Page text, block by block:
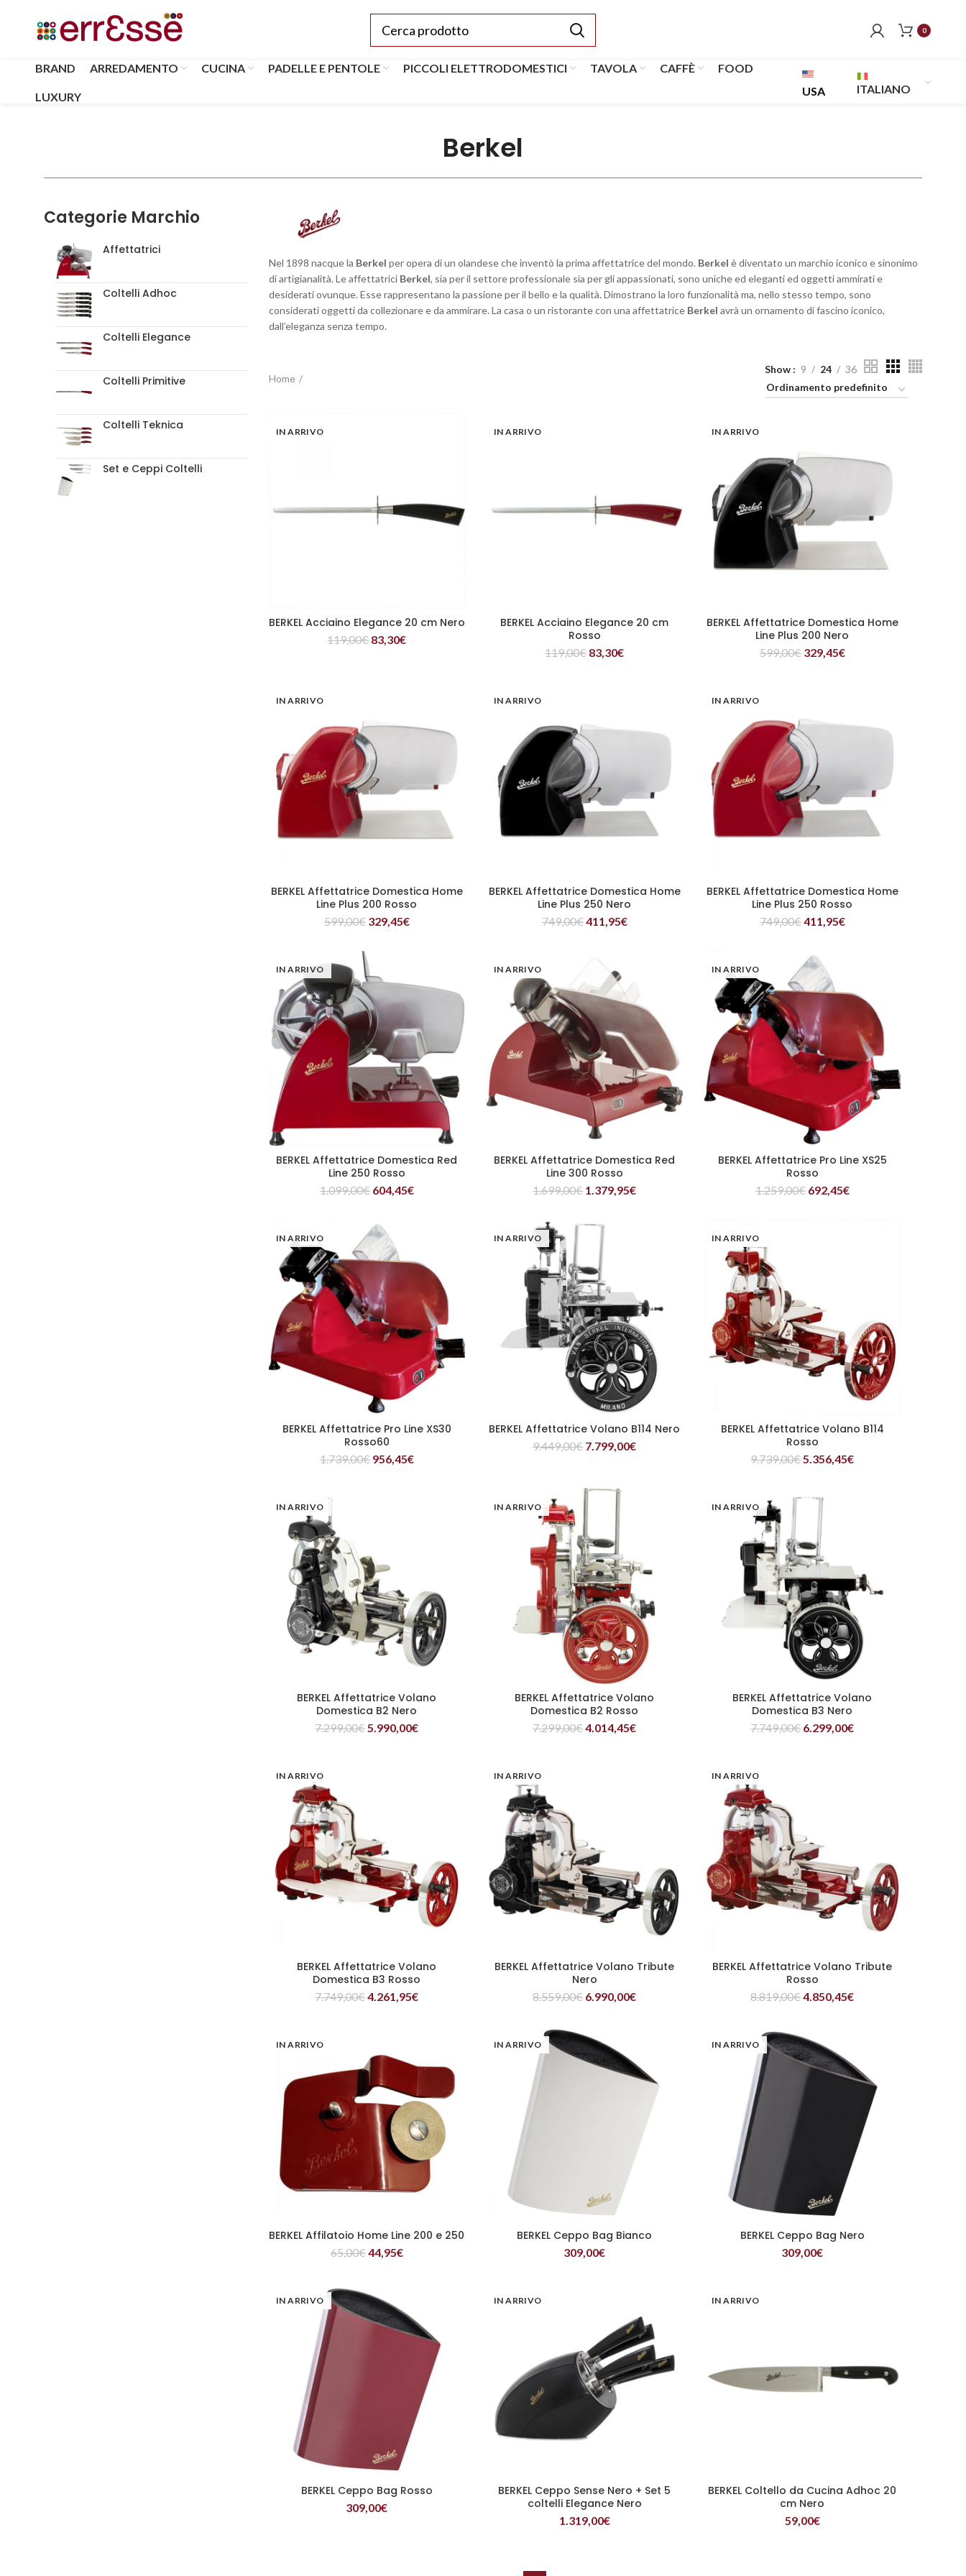
0
BRAND ARREDAMENTO CUCINA PADELLE E PENTOLE PICCOLI ELETTRODOMESTICI TAVOLA CAFFÈ FOOD
LUXURY USA ITALIANO
Berkel
Categorie Marchio
Affettatrici
Coltelli Adhoc
Coltelli Elegance
Coltelli Primitive
Coltelli Teknica
Set e Ceppi Coltelli
Nel 1898 nacque la Berkel per opera di un olandese che inventò la prima affettatrice del mondo. Berkel è diventato un marchio iconico e sinonimo
di artigianalità. Le affettatrici Berkel, sia per il settore professionale sia per gli appassionati, sono uniche ed eleganti ed oggetti ammirati e
desiderati ovunque. Esse rappresentano la passione per il bello e la qualità. Dimostrano la loro funzionalità ma, nello stesso tempo, sono
considerati oggetti da collezionare e da ammirare. La casa o un ristorante con una affettatrice Berkel avrà un ornamento di fascino iconico,
dall’eleganza senza tempo.
Home
Show 9 24 36
IN ARRIVO
LEGGI TUTTO
BERKEL Acciaino Elegance 20 cm Nero
119,00€83,30€
IN ARRIVO
LEGGI TUTTO
BERKEL Acciaino Elegance 20 cm
Rosso
119,00€83,30€
IN ARRIVO
LEGGI TUTTO
BERKEL Affettatrice Domestica Home
Line Plus 200 Nero
599,00€ 329,45€
IN ARRIVO
LEGGI TUTTO
BERKEL Affettatrice Domestica Home
Line Plus 200 Rosso
599,00€ 329,45€
IN ARRIVO
LEGGI TUTTO
BERKEL Affettatrice Domestica Home
Line Plus 250 Nero
749,00€411,95€
IN ARRIVO
LEGGI TUTTO
BERKEL Affettatrice Domestica Home
Line Plus 250 Rosso
749,00€411,95€
IN ARRIVO
LEGGI TUTTO
BERKEL Affettatrice Domestica Red
Line 250 Rosso
1.099,00€ 604,45€
IN ARRIVO
LEGGI TUTTO
BERKEL Affettatrice Domestica Red
Line 300 Rosso
1.699,00€1.379,95€
IN ARRIVO
LEGGI TUTTO
BERKEL Affettatrice Pro Line XS25
Rosso
1.259,00€ 692,45€
IN ARRIVO
LEGGI TUTTO
BERKEL Affettatrice Pro Line XS30
Rosso60
1.739,00€ 956,45€
IN ARRIVO
LEGGI TUTTO
BERKEL Affettatrice Volano B114 Nero
9.449,00€7.799,00€
IN ARRIVO
LEGGI TUTTO
BERKEL Affettatrice Volano B114
Rosso
9.739,00€5.356,45€
IN ARRIVO
LEGGI TUTTO
BERKEL Affettatrice Volano
Domestica B2 Nero
7.299,00€5.990,00€
IN ARRIVO
LEGGI TUTTO
BERKEL Affettatrice Volano
Domestica B2 Rosso
7.299,00€4.014,45€
IN ARRIVO
LEGGI TUTTO
BERKEL Affettatrice Volano
Domestica B3 Nero
7.749,00€6.299,00€
IN ARRIVO
LEGGI TUTTO
BERKEL Affettatrice Volano
Domestica B3 Rosso
7.749,00€4.261,95€
IN ARRIVO
LEGGI TUTTO
BERKEL Affettatrice Volano Tribute
Nero
8.559,00€6.990,00€
IN ARRIVO
LEGGI TUTTO
BERKEL Affettatrice Volano Tribute
Rosso
8.819,00€4.850,45€
IN ARRIVO
LEGGI TUTTO
BERKEL Affilatoio Home Line 200 e 250
65,00€44,95€
IN ARRIVO
LEGGI TUTTO
BERKEL Ceppo Bag Bianco
309,00€
IN ARRIVO
LEGGI TUTTO
BERKEL Ceppo Bag Nero
309,00€
IN ARRIVO
LEGGI TUTTO
BERKEL Ceppo Bag Rosso
309,00€
IN ARRIVO
LEGGI TUTTO
BERKEL Ceppo Sense Nero + Set 5
coltelli Elegance Nero
1.319,00€
IN ARRIVO
LEGGI TUTTO
BERKEL Coltello da Cucina Adhoc 20
cm Nero
59,00€